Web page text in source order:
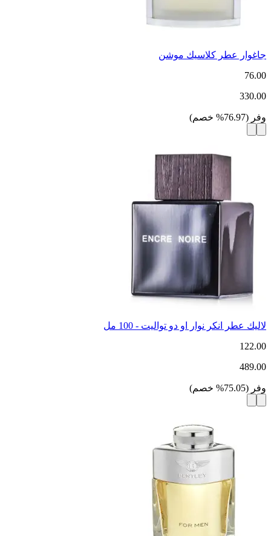
جاغوار عطر كلاسيك موشن
76.00
330.00
وفر (
76.97
% خصم)
لاليك عطر انكر نوار او دو تواليت - 100 مل
122.00
489.00
وفر (
75.05
% خصم)